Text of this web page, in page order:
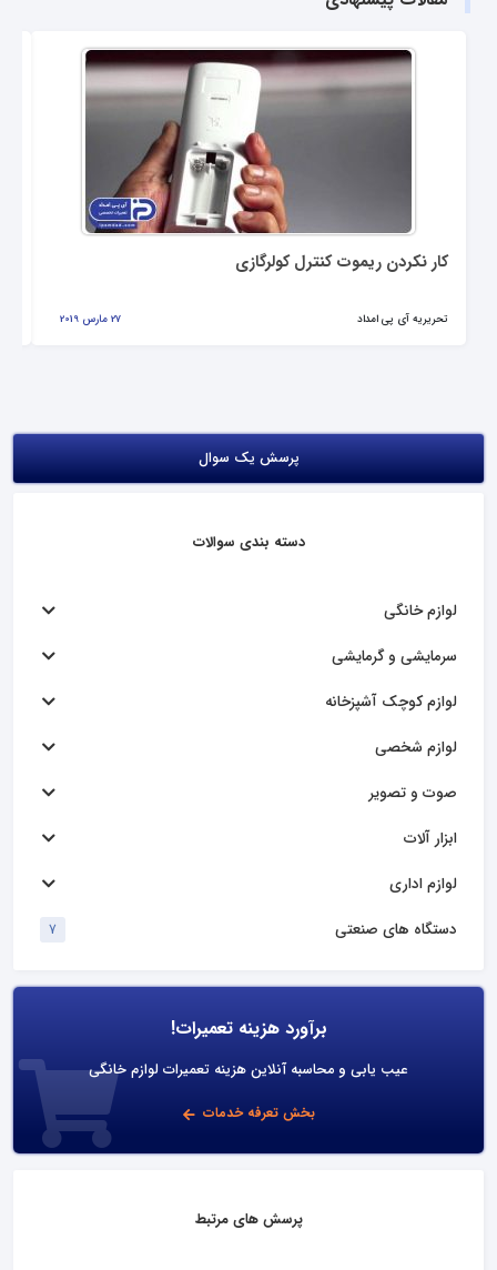
کار نکردن ریموت کنترل کولرگازی
تحریریه آی پی امداد 27 مارس 2019
پرسش یک سوال
دسته بندی سوالات
لوازم خانگی
سرمایشی و گرمایشی
لوازم کوچک آشپزخانه
لوازم شخصی
صوت و تصویر
ابزار آلات
لوازم اداری
دستگاه های صنعتی
7
برآورد هزینه تعمیرات!
عیب یابی و محاسبه آنلاین هزینه تعمیرات لوازم خانگی
بخش تعرفه خدمات
پرسش های مرتبط